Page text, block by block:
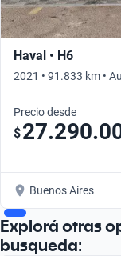
Haval • H6
2021 • 91.833 km •
Precio desde
$
Buenos Aires
Explorá otras
busqueda: